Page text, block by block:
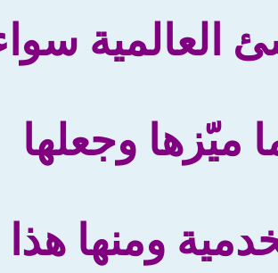
العالمية
ميّزها وجعلها
ومنها هذا